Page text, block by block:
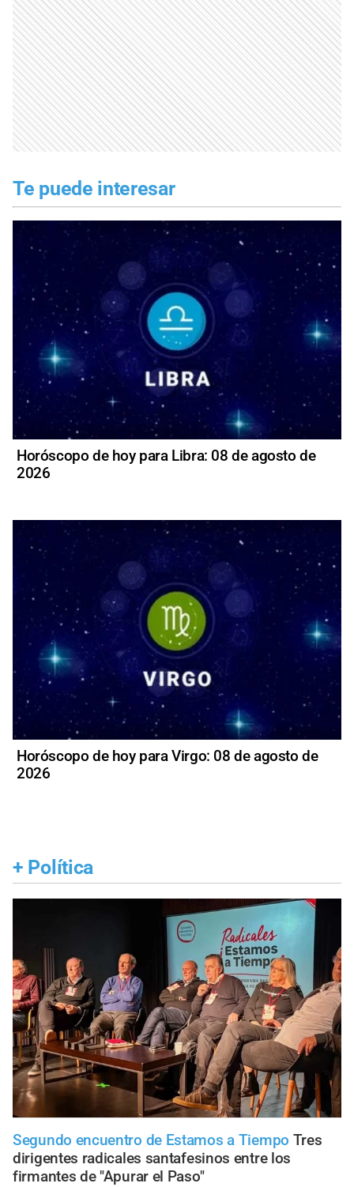
Te puede interesar
Horóscopo de hoy para Libra: 08 de agosto de
2026
Horóscopo de hoy para Virgo: 08 de agosto de
2026
+ Política
Segundo encuentro de Estamos a Tiempo Tres
dirigentes radicales santafesinos entre los
firmantes de "Apurar el Paso"